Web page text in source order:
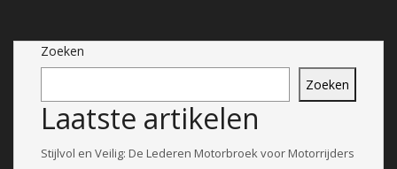
Zoeken
Zoeken
Laatste artikelen
Stijlvol en Veilig: De Lederen Motorbroek voor Motorrijders